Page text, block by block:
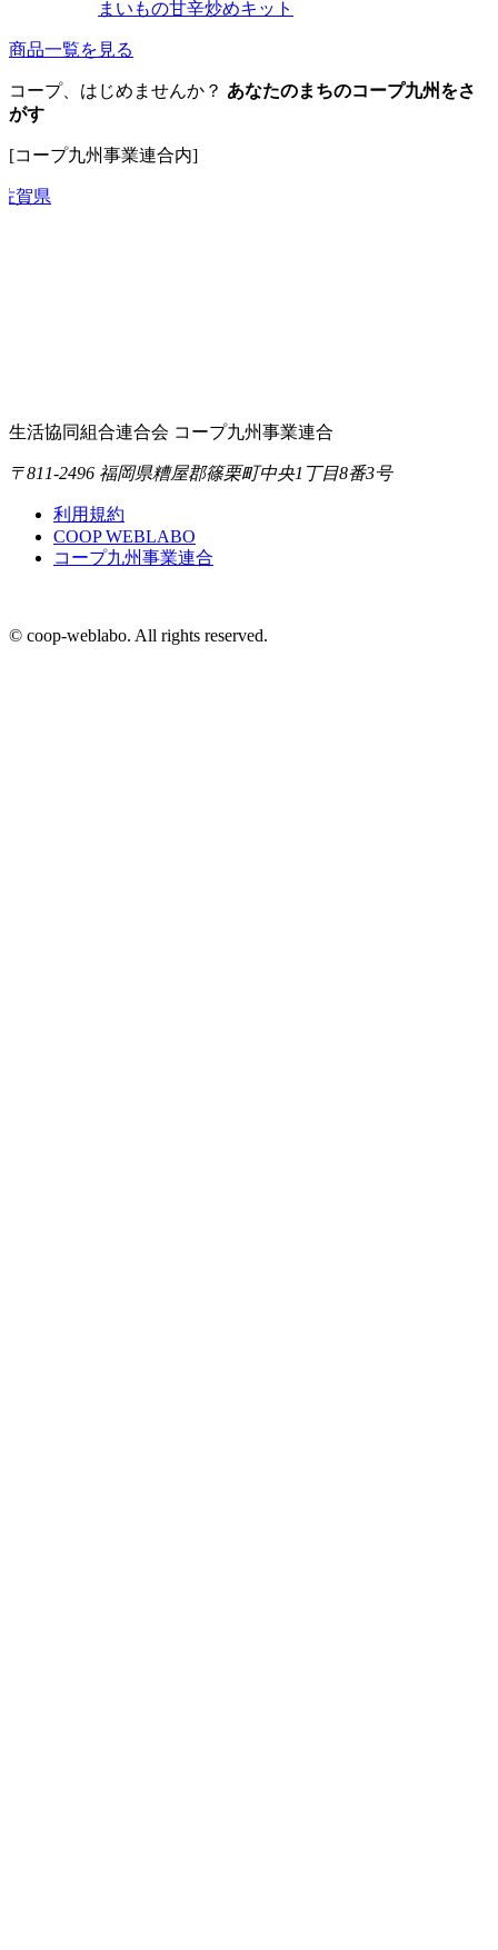
まいもの甘辛炒めキット
商品一覧を見る
コープ、はじめませんか？ あなたのまちのコープ九州をさ
がす
[コープ九州事業連合内]
生活協同組合連合会 コープ九州事業連合
〒811-2496 福岡県糟屋郡篠栗町中央1丁目8番3号
利用規約
COOP WEBLABO
コープ九州事業連合
© coop-weblabo. All rights reserved.